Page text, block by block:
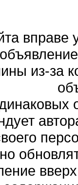
вправе
из-за